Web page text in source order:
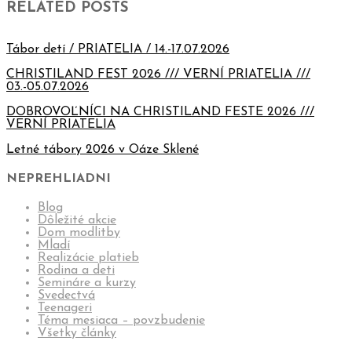
RELATED POSTS
Tábor detí / PRIATELIA / 14.-17.07.2026
CHRISTILAND FEST 2026 /// VERNÍ PRIATELIA ///
03.-05.07.2026
DOBROVOĽNÍCI NA CHRISTILAND FESTE 2026 ///
VERNÍ PRIATELIA
Letné tábory 2026 v Oáze Sklené
NEPREHLIADNI
Blog
Dôležité akcie
Dom modlitby
Mladí
Realizácie platieb
Rodina a deti
Semináre a kurzy
Svedectvá
Teenageri
Téma mesiaca – povzbudenie
Všetky články